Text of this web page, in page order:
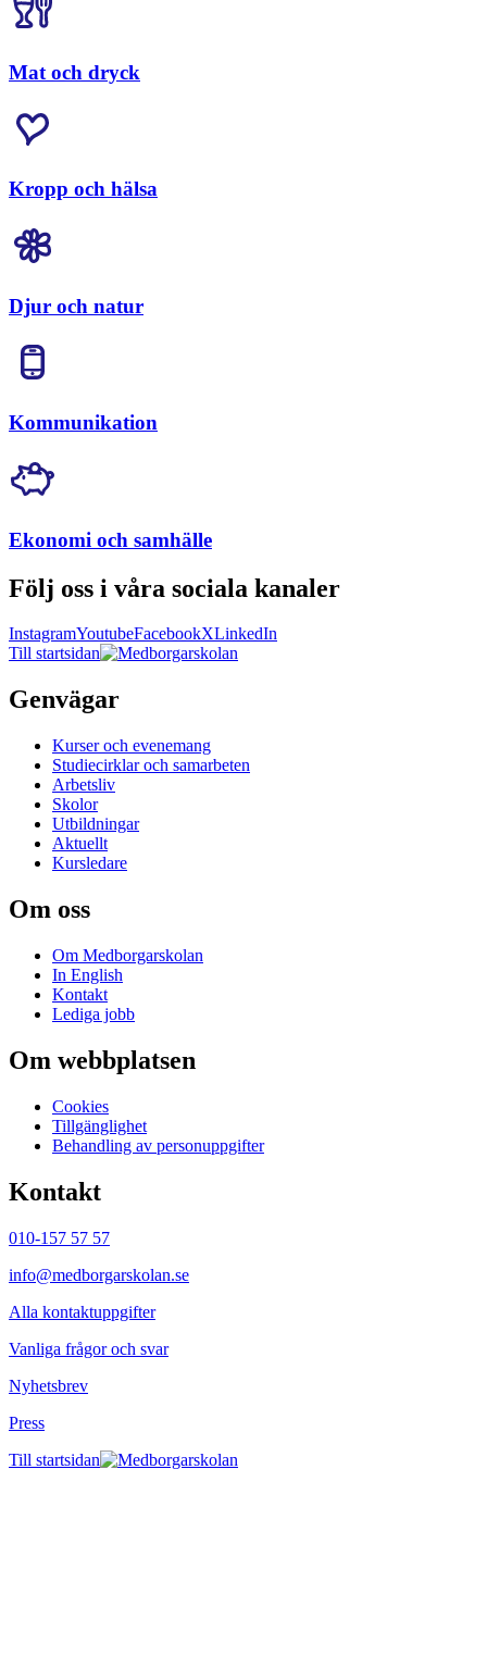
Mat och dryck
Kropp och hälsa
Djur och natur
Kommunikation
Ekonomi och samhälle
Följ oss i våra sociala kanaler
InstagramYoutubeFacebookXLinkedIn
Till startsidan
Genvägar
Kurser och evenemang
Studiecirklar och samarbeten
Arbetsliv
Skolor
Utbildningar
Aktuellt
Kursledare
Om oss
Om Medborgarskolan
In English
Kontakt
Lediga jobb
Om webbplatsen
Cookies
Tillgänglighet
Behandling av personuppgifter
Kontakt
010-157 57 57
info@medborgarskolan.se
Alla kontaktuppgifter
Vanliga frågor och svar
Nyhetsbrev
Press
Till startsidan